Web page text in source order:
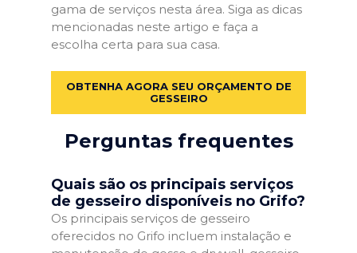
gama de serviços nesta área. Siga as dicas
mencionadas neste artigo e faça a
escolha certa para sua casa.
OBTENHA AGORA SEU ORÇAMENTO DE
GESSEIRO
Perguntas frequentes
Quais são os principais serviços
de gesseiro disponíveis no Grifo?
Os principais serviços de gesseiro
oferecidos no Grifo incluem instalação e